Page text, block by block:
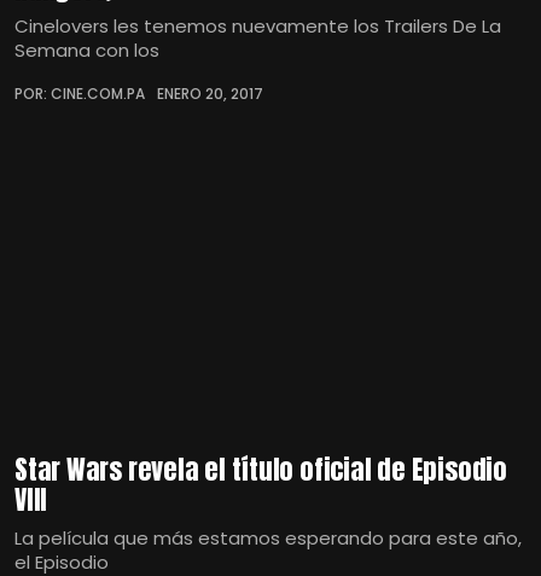
Cinelovers les tenemos nuevamente los Trailers De La
Semana con los
POR: CINE.COM.PA ENERO 20, 2017
Star Wars revela el título oficial de Episodio
VIII
La película que más estamos esperando para este año,
el Episodio